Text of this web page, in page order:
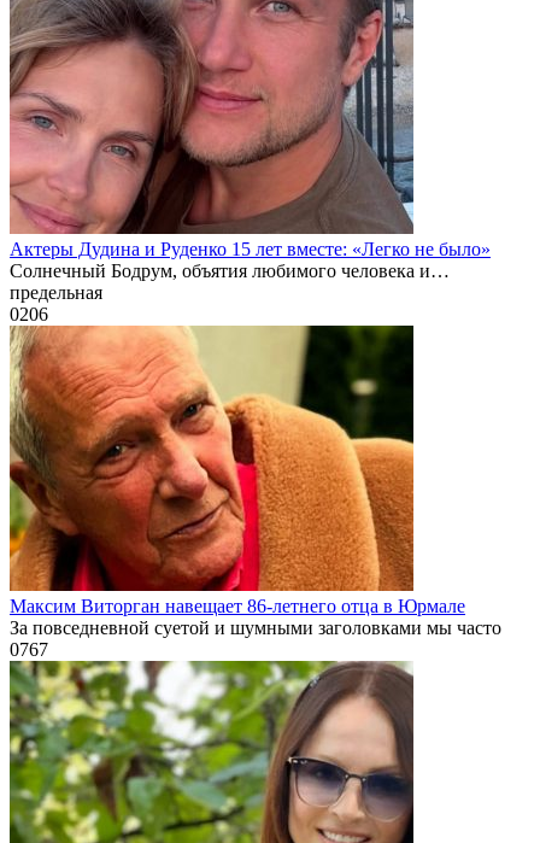
Актеры Дудина и Руденко 15 лет вместе: «Легко не было»
Солнечный Бодрум, объятия любимого человека и…
предельная
0206
Максим Виторган навещает 86-летнего отца в Юрмале
За повседневной суетой и шумными заголовками мы часто
0767